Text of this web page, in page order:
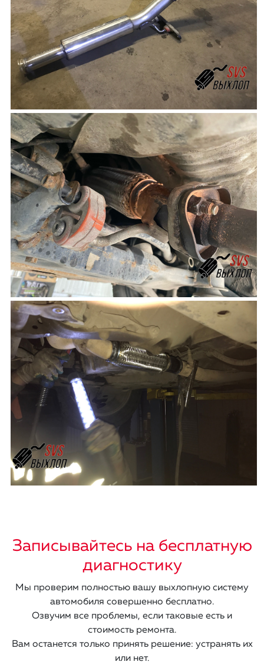
Записывайтесь на бесплатную
диагностику
Мы проверим полностью вашу выхлопную систему
автомобиля совершенно бесплатно.
Озвучим все проблемы, если таковые есть и
стоимость ремонта.
Вам останется только принять решение: устранять их
или нет.